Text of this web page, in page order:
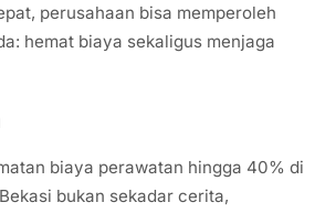
perusahaan bisa memperoleh
hemat biaya sekaligus menjaga
biaya perawatan hingga 40% di
bukan sekadar cerita,